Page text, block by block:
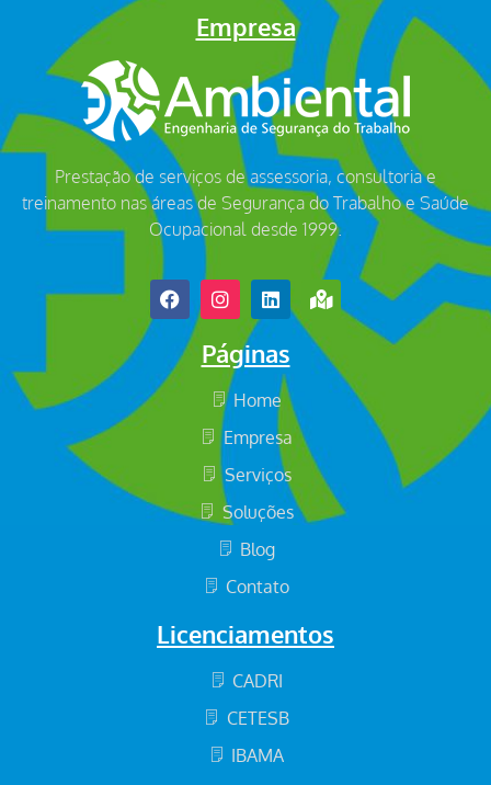
Empresa
Prestação de serviços de assessoria, consultoria e
treinamento nas áreas de Segurança do Trabalho e Saúde
Ocupacional desde 1999.
Páginas
Home
Empresa
Serviços
Soluções
Blog
Contato
Licenciamentos
CADRI
CETESB
IBAMA